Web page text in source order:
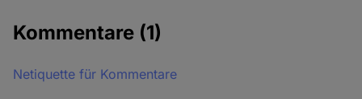
Kommentare (1)
Netiquette für Kommentare